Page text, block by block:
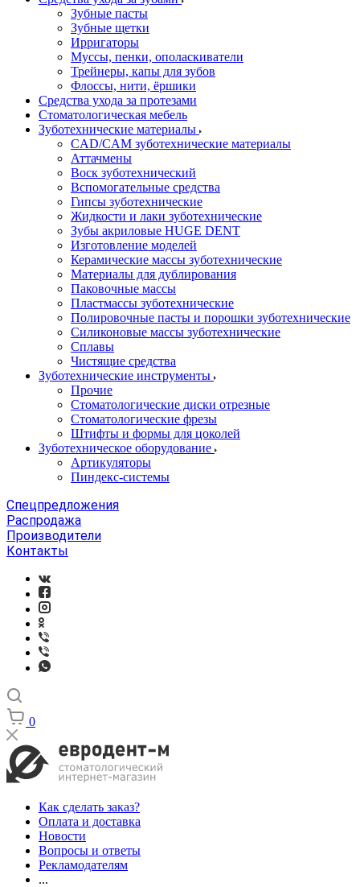
Зубные пасты
Зубные щетки
Ирригаторы
Муссы, пенки, ополаскиватели
Трейнеры, капы для зубов
Флоссы, нити, ёршики
Средства ухода за протезами
Стоматологическая мебель
Зуботехнические материалы
CAD/CAM зуботехнические материалы
Аттачмены
Воск зуботехнический
Вспомогательные средства
Гипсы зуботехнические
Жидкости и лаки зуботехнические
Зубы акриловые HUGE DENT
Изготовление моделей
Керамические массы зуботехнические
Материалы для дублирования
Паковочные массы
Пластмассы зуботехнические
Полировочные пасты и порошки зуботехнические
Силиконовые массы зуботехнические
Сплавы
Чистящие средства
Зуботехнические инструменты
Прочие
Стоматологические диски отрезные
Стоматологические фрезы
Штифты и формы для цоколей
Зуботехническое оборудование
Артикуляторы
Пиндекс-системы
Спецпредложения
Распродажа
Производители
Контакты
0
Как сделать заказ?
Оплата и доставка
Новости
Вопросы и ответы
Рекламодателям
...